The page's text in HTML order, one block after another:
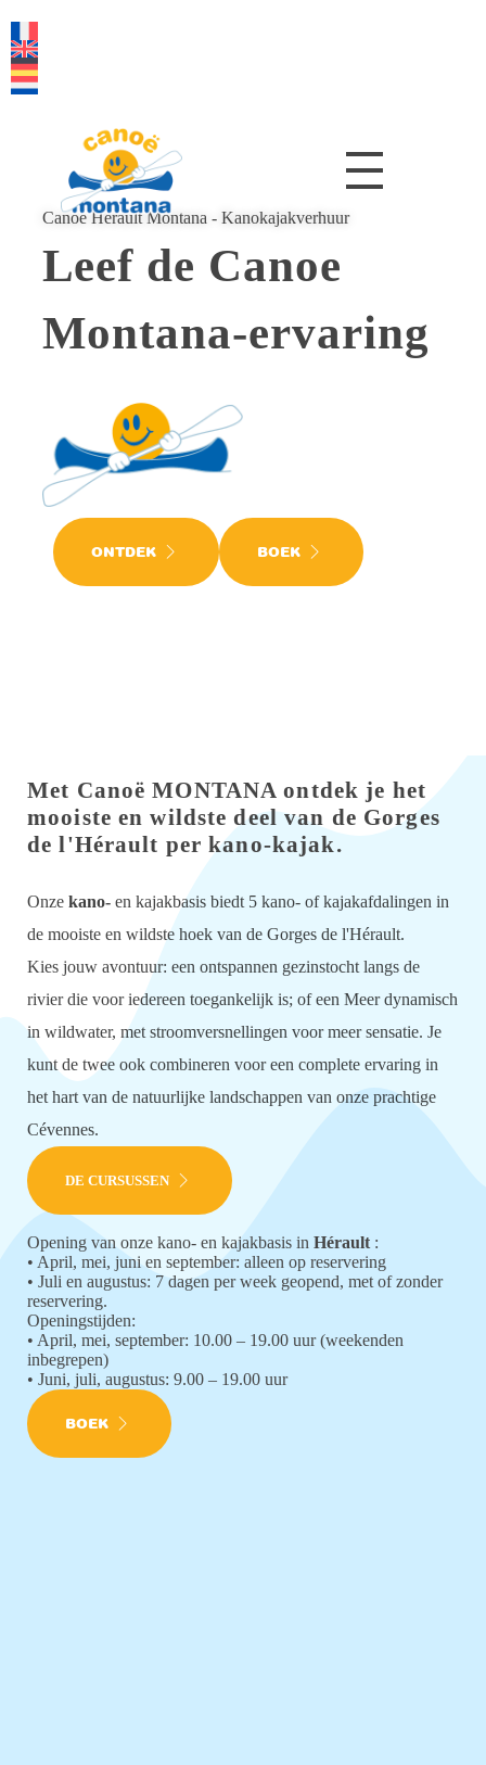
Canoe Hérault Montana - Kanokajakverhuur
Leef de Canoe
Montana-ervaring
ONTDEK BOEK
Met Canoë MONTANA ontdek je het
mooiste en wildste deel van de Gorges
de l'Hérault per kano-kajak.
Onze kano- en kajakbasis biedt 5 kano- of kajakafdalingen in
de mooiste en wildste hoek van de Gorges de l'Hérault.
Kies jouw avontuur: een ontspannen gezinstocht langs de
rivier die voor iedereen toegankelijk is; of een Meer dynamisch
in wildwater, met stroomversnellingen voor meer sensatie. Je
kunt de twee ook combineren voor een complete ervaring in
het hart van de natuurlijke landschappen van onze prachtige
Cévennes.
DE CURSUSSEN
Opening van onze kano- en kajakbasis in Hérault :
• April, mei, juni en september: alleen op reservering
• Juli en augustus: 7 dagen per week geopend, met of zonder
reservering.
Openingstijden:
• April, mei, september: 10.00 – 19.00 uur (weekenden
inbegrepen)
• Juni, juli, augustus: 9.00 – 19.00 uur
BOEK